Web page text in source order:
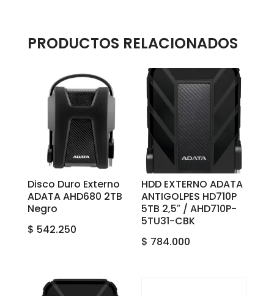
PRODUCTOS RELACIONADOS
Disco Duro Externo
ADATA AHD680 2TB
Negro
$ 542.250
HDD EXTERNO ADATA
ANTIGOLPES HD710P
5TB 2,5″ / AHD710P-
5TU31-CBK
$ 784.000